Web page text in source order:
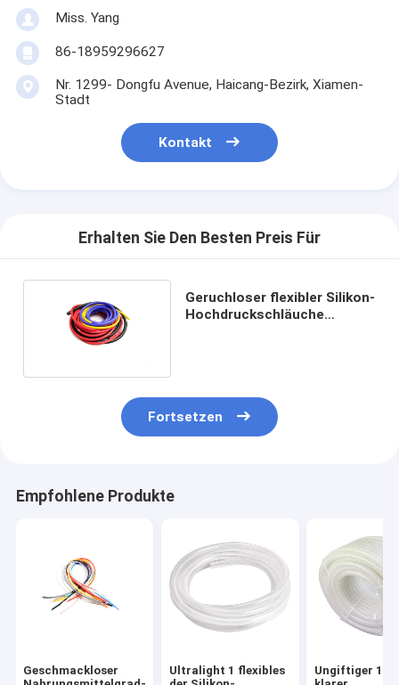
Miss. Yang
86-18959296627
Nr. 1299- Dongfu Avenue, Haicang-Bezirk, Xiamen-
Stadt
Kontakt
Erhalten Sie Den Besten Preis Für
Geruchloser flexibler Silikon-
Hochdruckschläuche
Fortsetzen
Empfohlene Produkte
Geschmackloser
Ultralight 1 flexibles
Ungiftiger